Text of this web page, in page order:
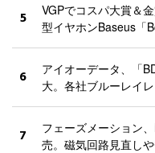
5
VGPでコスパ大賞＆
型イヤホンBaseus「
6
アイオーデータ、「
大。各社ブルーレイ
7
フェーズメーション
売。磁気回路見直し